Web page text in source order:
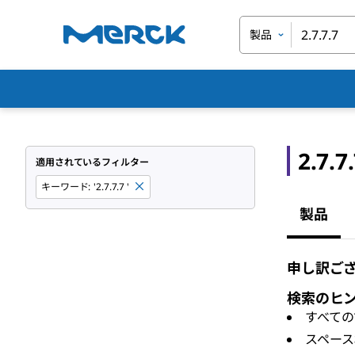
製品
適用されているフィルター
キーワード: '2.7.7.7 '
製品
申し訳ご
検索のヒ
すべて
スペー